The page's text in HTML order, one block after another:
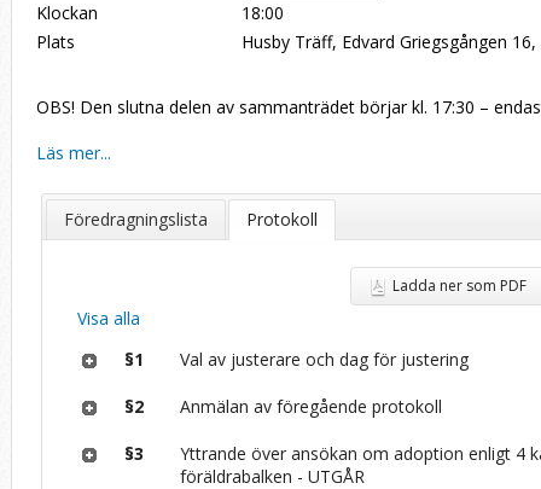
Klockan
18:00
Plats
Husby Träff, Edvard Griegsgången
OBS! Den slutna delen av sammanträdet börjar kl. 17:30 –
Läs mer...
Föredragningslista Protokoll
Ladda ner som PDF
Visa alla
§1
Val av justerare och dag för justering
§2 Anmälan av föregående protokoll
§3
Yttrande över ansökan om adoption enligt 4
föräldrabalken - UTGÅR